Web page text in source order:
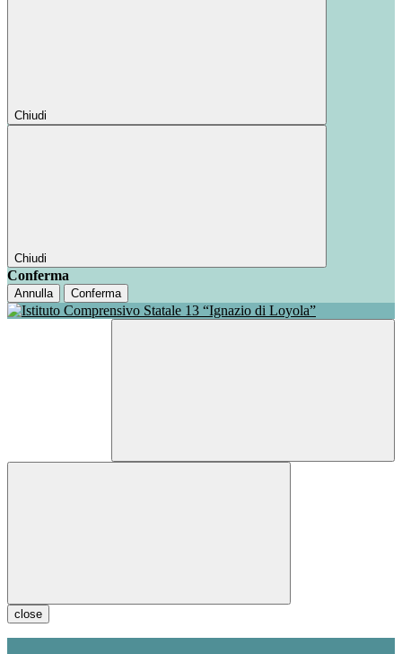
Chiudi
Chiudi
Conferma
Annulla Conferma
close